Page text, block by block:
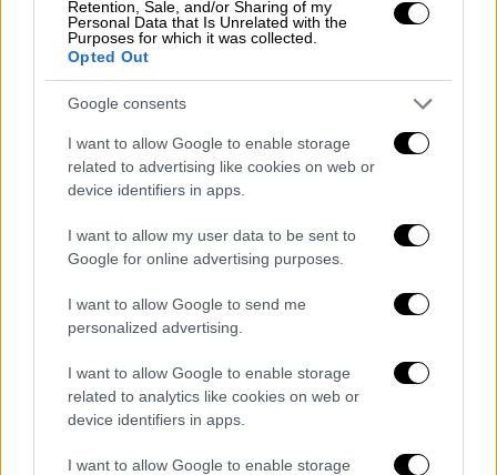
Retention, Sale, and/or Sharing of my
Personal Data that Is Unrelated with the
Purposes for which it was collected.
Opted Out
Google consents
I want to allow Google to enable storage
related to advertising like cookies on web or
device identifiers in apps.
I want to allow my user data to be sent to
Google for online advertising purposes.
I want to allow Google to send me
personalized advertising.
I want to allow Google to enable storage
related to analytics like cookies on web or
device identifiers in apps.
I want to allow Google to enable storage
αναλάβουν να εγκαταστήσουν τον εξοπλισμό
στα οχήματα, ενώ οι εξεταστές θα
χρησιμοποιούν tablets μέσω των οποίων θα
ενεργοποιείται η
καταγραφή με QR codeπριν
από κάθε εξέταση. Σε περίπτωση επιτυχούς
εξέτασης μάλιστα, το αποτέλεσμα θα περνά
άμεσα στο σύστημα από τον εξεταστή ώστε
να εκδίδεται το κανονικό δίπλωμα οδήγησης
με αριθμό χωρίς ενδιάμεσους, ταλαιπωρία
και πιθανά «γρηγορόσημα».